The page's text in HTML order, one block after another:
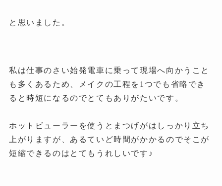
と思いました。
私は仕事のさい始発電車に乗って現場へ向かうこと
も多くあるため、メイクの工程を1つでも省略でき
ると時短になるのでとてもありがたいです。
ホットビューラーを使うとまつげがはしっかり立ち
上がりますが、あるていど時間がかかるのでそこが
短縮できるのはとてもうれしいです♪